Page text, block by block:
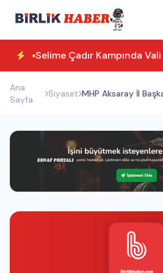
Selime Çadır Kampında
Ana
Sayfa
Siyaset MHP Aksaray İl